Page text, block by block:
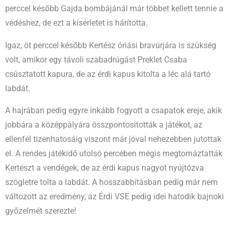
perccel később Gajda bombájánál már többet kellett tennie a
védéshez, de ezt a kísérletet is hárította.
Igaz, öt perccel később Kertész óriási bravúrjára is szükség
volt, amikor egy távoli szabadrúgást Preklet Csaba
csúsztatott kapura, de az érdi kapus kitolta a léc alá tartó
labdát.
A hajrában pedig egyre inkább fogyott a csapatok ereje, akik
jobbára a középpályára összpontosították a játékot, az
ellenfél tizenhatosáig viszont már jóval nehezebben jutottak
el. A rendes játékidő utolsó percében mégis megtornáztatták
Kertészt a vendégek, de az érdi kapus nagyot nyújtózva
szögletre tolta a labdát. A hosszabbításban pedig már nem
változott az eredmény, az Érdi VSE pedig idei hatodik bajnoki
győzelmét szerezte!